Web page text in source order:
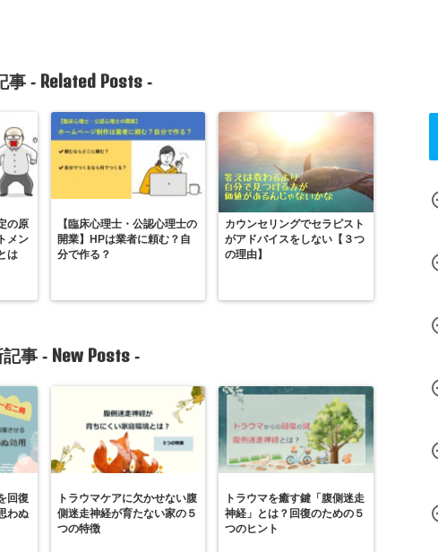
事 - Related Posts-
の原
メン
は
【臨床心理士・公認心理士の
開業】HPは業者に頼む？自
分で作る？
カウンセリングでセラピスト
がアドバイスをしない【３つ
の理由】
事 - New Posts -
回復
わぬ
トラウマケアに欠かせない腹
側迷走神経が育たない家の５
つの特徴
トラウマを癒す鍵「腹側迷走
神経」とは？回復のための５
つのヒント